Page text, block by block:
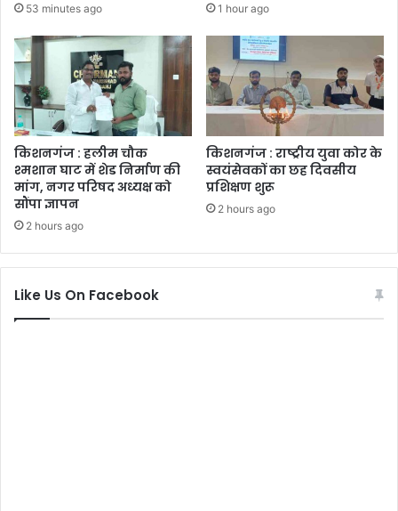
53 minutes ago 1 hour ago
किशनगंज : हलीम चौक
श्मशान घाट में शेड निर्माण की
मांग, नगर परिषद अध्यक्ष को
सौंपा ज्ञापन
2 hours ago
किशनगंज : राष्ट्रीय युवा कोर के
स्वयंसेवकों का छह दिवसीय
प्रशिक्षण शुरू
2 hours ago
Like Us On Facebook